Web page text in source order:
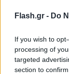
Flash.gr - Do
If you wish to
processing of
targeted
section to